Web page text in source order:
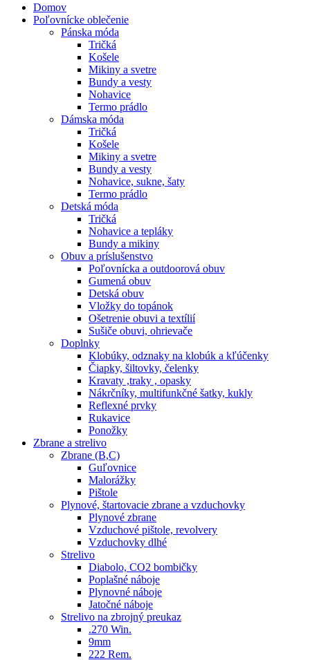
Domov
Poľovnícke oblečenie
Pánska móda
Tričká
Košele
Mikiny a svetre
Bundy a vesty
Nohavice
Termo prádlo
Dámska móda
Tričká
Košele
Mikiny a svetre
Bundy a vesty
Nohavice, sukne, šaty
Termo prádlo
Detská móda
Tričká
Nohavice a tepláky
Bundy a mikiny
Obuv a príslušenstvo
Poľovnícka a outdoorová obuv
Gumená obuv
Detská obuv
Vložky do topánok
Ošetrenie obuvi a textílií
Sušiče obuvi, ohrievače
Doplnky
Klobúky, odznaky na klobúk a kľúčenky
Čiapky, šiltovky, čelenky
Kravaty ,traky , opasky
Nákrčníky, multifunkčné šatky, kukly
Reflexné prvky
Rukavice
Ponožky
Zbrane a strelivo
Zbrane (B,C)
Guľovnice
Malorážky
Pištole
Plynové, štartovacie zbrane a vzduchovky
Plynové zbrane
Vzduchové pištole, revolvery
Vzduchovky dlhé
Strelivo
Diabolo, CO2 bombičky
Poplašné náboje
Plynovné náboje
Jatočné náboje
Strelivo na zbrojný preukaz
.270 Win.
9mm
222 Rem.